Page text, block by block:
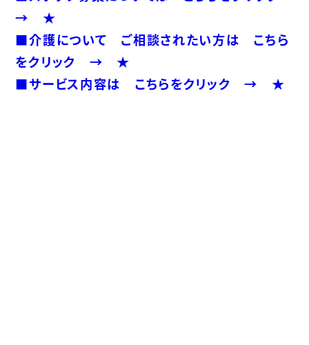
→ ★
■介護について ご相談されたい方は こちら
をクリック → ★
■サービス内容は こちらをクリック → ★